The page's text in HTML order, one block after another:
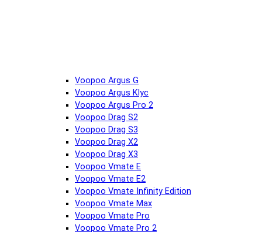
Voopoo Argus G
Voopoo Argus Klyc
Voopoo Argus Pro 2
Voopoo Drag S2
Voopoo Drag S3
Voopoo Drag X2
Voopoo Drag X3
Voopoo Vmate E
Voopoo Vmate E2
Voopoo Vmate Infinity Edition
Voopoo Vmate Max
Voopoo Vmate Pro
Voopoo Vmate Pro 2